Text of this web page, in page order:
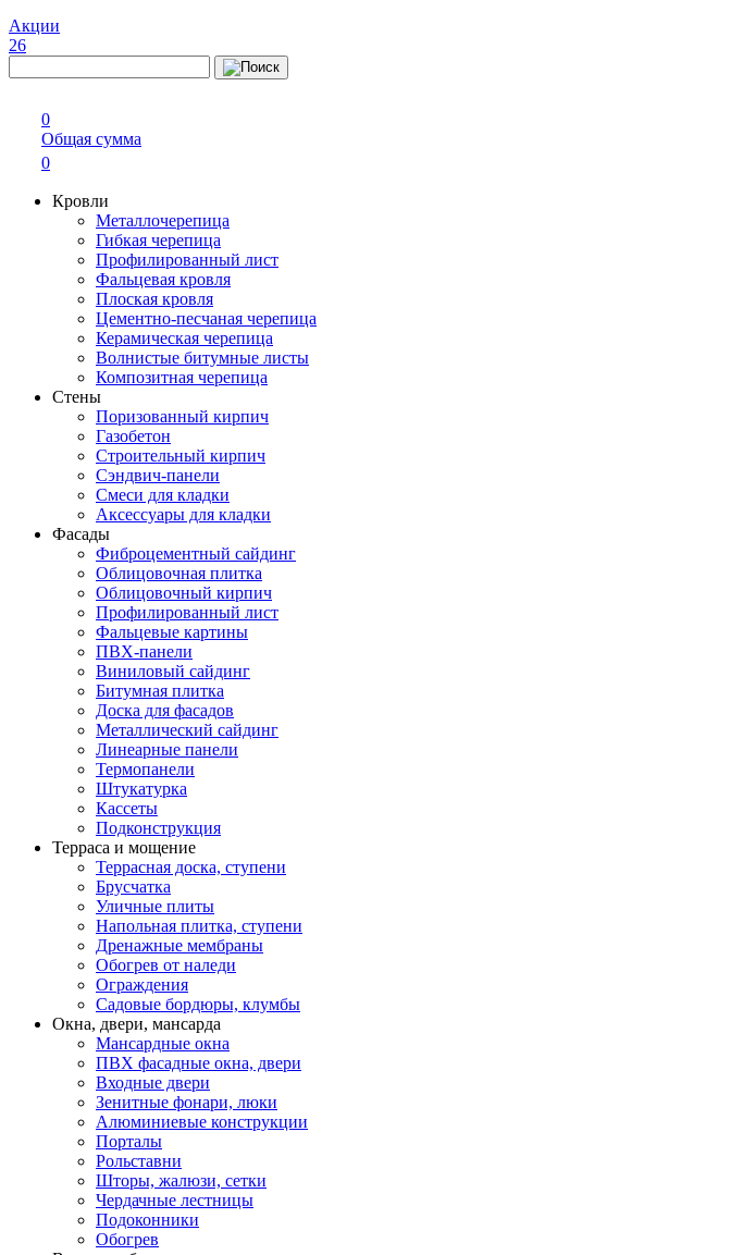
Акции
26
0
Общая сумма
0
Кровли
Металлочерепица
Гибкая черепица
Профилированный лист
Фальцевая кровля
Плоская кровля
Цементно-песчаная черепица
Керамическая черепица
Волнистые битумные листы
Композитная черепица
Стены
Поризованный кирпич
Газобетон
Строительный кирпич
Сэндвич-панели
Смеси для кладки
Аксессуары для кладки
Фасады
Фиброцементный сайдинг
Облицовочная плитка
Облицовочный кирпич
Профилированный лист
Фальцевые картины
ПВХ-панели
Виниловый сайдинг
Битумная плитка
Доска для фасадов
Металлический сайдинг
Линеарные панели
Термопанели
Штукатурка
Кассеты
Подконструкция
Терраса и мощение
Террасная доска, ступени
Брусчатка
Уличные плиты
Напольная плитка, ступени
Дренажные мембраны
Обогрев от наледи
Ограждения
Садовые бордюры, клумбы
Окна, двери, мансарда
Мансардные окна
ПВХ фасадные окна, двери
Входные двери
Зенитные фонари, люки
Алюминиевые конструкции
Порталы
Рольставни
Шторы, жалюзи, сетки
Чердачные лестницы
Подоконники
Обогрев